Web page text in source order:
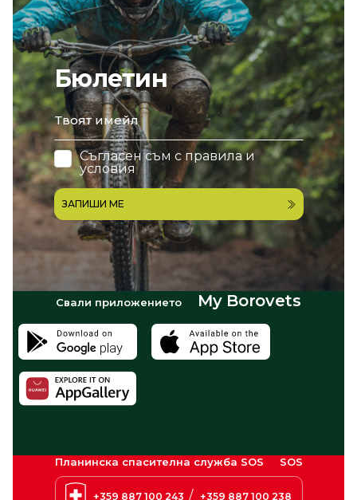
Бюлетин
email
Съгласен съм с правила и
условия
ЗАПИШИ МЕ
Свали приложението My Borovets
Планинска спасителна служба SOS SOS
+359 887 100 243 / +359 887 100 238